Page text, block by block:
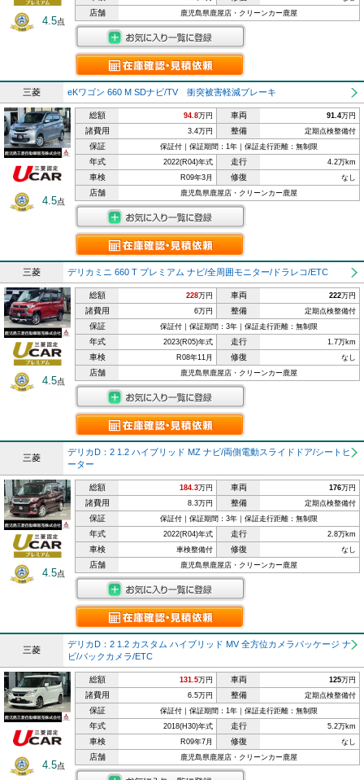
4.5点
店舗 鹿児島県鹿屋店・クリーンカー鹿屋
三菱 eKワゴン 660 M SDナビ/TV 衝突被害軽減ブレーキ
4.5点
総額 94.8万円 車両 91.4万円
諸費用 3.4万円 整備 定期点検整備付
保証 保証付｜保証期間：1年｜保証走行距離：無制限
年式 2022(R04)年式 走行 4.2万km
車検 R09年3月 修復 なし
店舗 鹿児島県鹿屋店・クリーンカー鹿屋
三菱 デリカミニ 660 T プレミアム ナビ/全周囲モニター/ドラレコ/ETC
4.5点
総額 228万円 車両 222万円
諸費用 6万円 整備 定期点検整備付
保証 保証付｜保証期間：3年｜保証走行距離：無制限
年式 2023(R05)年式 走行 1.7万km
車検 R08年11月 修復 なし
店舗 鹿児島県鹿屋店・クリーンカー鹿屋
三菱
デリカD：2 1.2 ハイブリッド MZ ナビ/両側電動スライドドア/シートヒ
ーター
4.5点
総額 184.3万円 車両 176万円
諸費用 8.3万円 整備 定期点検整備付
保証 保証付｜保証期間：3年｜保証走行距離：無制限
年式 2022(R04)年式 走行 2.8万km
車検 車検整備付 修復 なし
店舗 鹿児島県鹿屋店・クリーンカー鹿屋
三菱
デリカD：2 1.2 カスタム ハイブリッド MV 全方位カメラパッケージ ナ
ビ/バックカメラ/ETC
4.5点
総額 131.5万円 車両 125万円
諸費用 6.5万円 整備 定期点検整備付
保証 保証付｜保証期間：1年｜保証走行距離：無制限
年式 2018(H30)年式 走行 5.2万km
車検 R09年7月 修復 なし
店舗 鹿児島県鹿屋店・クリーンカー鹿屋